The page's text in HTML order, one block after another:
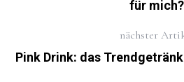
für mich?
nächster
Pink Drink: das